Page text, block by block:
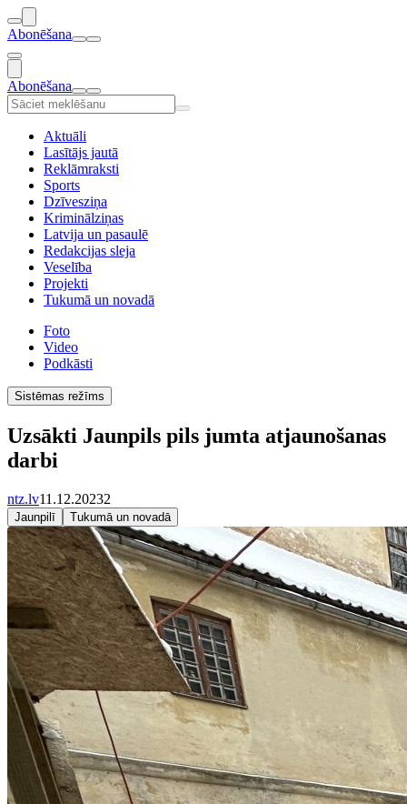
Abonēšana
Abonēšana
Aktuāli
Lasītājs jautā
Reklāmraksti
Sports
Dzīvesziņa
Kriminālziņas
Latvija un pasaulē
Redakcijas sleja
Veselība
Projekti
Tukumā un novadā
Foto
Video
Podkāsti
Sistēmas režīms
Uzsākti Jaunpils pils jumta atjaunošanas
darbi
ntz.lv11.12.20232
Jaunpilī Tukumā un novadā